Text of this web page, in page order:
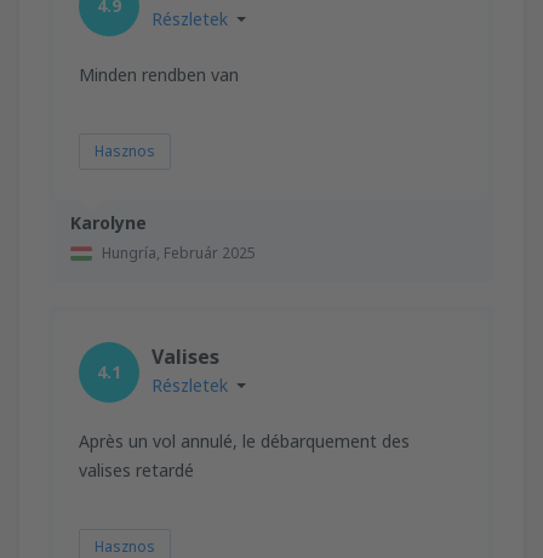
Karolyne
Hungría, Február 2025
4.9
Részletek
Minden rendben van
Hasznos
4.1
Valises
Részletek
Après un vol annulé, le débarquement des
valises retardé
Hasznos